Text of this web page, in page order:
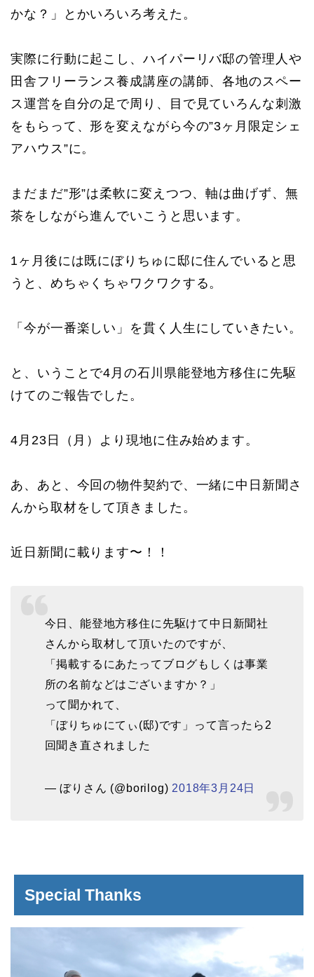
かな？」とかいろいろ考えた。
実際に行動に起こし、ハイパーリバ邸の管理人や
田舎フリーランス養成講座の講師、各地のスペー
ス運営を自分の足で周り、目で見ていろんな刺激
をもらって、形を変えながら今の”3ヶ月限定シェ
アハウス”に。
まだまだ”形”は柔軟に変えつつ、軸は曲げず、無
茶をしながら進んでいこうと思います。
1ヶ月後には既にぼりちゅに邸に住んでいると思
うと、めちゃくちゃワクワクする。
「今が一番楽しい」を貫く人生にしていきたい。
と、いうことで4月の石川県能登地方移住に先駆
けてのご報告でした。
4月23日（月）より現地に住み始めます。
あ、あと、今回の物件契約で、一緒に中日新聞さ
んから取材をして頂きました。
近日新聞に載ります〜！！
今日、能登地方移住に先駆けて中日新聞社
さんから取材して頂いたのですが、
「掲載するにあたってブログもしくは事業
所の名前などはございますか？」
って聞かれて、
「ぼりちゅにてぃ(邸)です」って言ったら2
回聞き直されました
— ぼりさん (@borilog) 2018年3月24日
Special Thanks